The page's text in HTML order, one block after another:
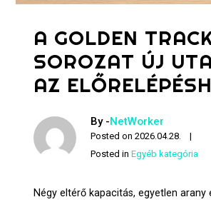
A GOLDEN
SOROZAT ÚJ
AZ
By -NetWorker
Posted on2026.04.28.
Posted inEgyéb kategória
Négy eltérő kapacitás, egyetlen arany